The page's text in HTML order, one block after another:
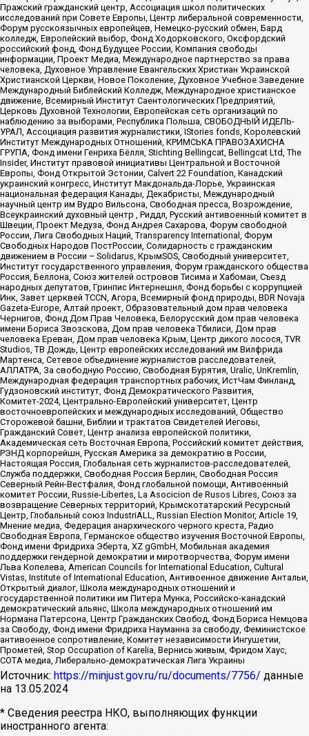
Пражский гражданский центр, Ассоциация школ политических
исследований при Совете Европы, Центр либеральной современности,
Форум русскоязычных европейцев, Немецко-русский обмен, Бард
колледж, Европейский выбор, Фонд Ходорковского, Оксфордский
российский фонд, Фонд Будущее России, Компания свободы
информации, Проект Медиа, Международное партнерство за права
человека, Духовное Управление Евангельских Христиан Украинской
Христианской Церкви, Новое Поколение, Духовное Учебное Заведение
Международный Библейский Колледж, Международное христианское
движение, Всемирный Институт Саентологических Предприятий,
Церковь Духовной Технологии, Европейская сеть организаций по
наблюдению за выборами, Республика Польша, СВОБОДНЫЙ ИДЕЛЬ-
УРАЛ, Ассоциация развития журналистики, IStories fonds, Королевский
Институт Международных Отношений, КРИМСЬКА ПРАВОЗАХИСНА
ГРУПА, Фонд имени Генриха Бёлля, Stichting Bellingcat, Bellingcat Ltd, The
Insider, Институт правовой инициативы Центральной и Восточной
Европы, Фонд Открытой Эстонии, Calvert 22 Foundation, Канадский
украинский конгресс, Институт Макдональда-Лорье, Украинская
национальная федерация Канады, Декабристы, Международный
научный центр им Вудро Вильсона, Свободная пресса, Возрождение,
Всеукраинский духовный центр , Риддл, Русский антивоенный комитет в
Швеции, Проект Медуза, Фонд Андрея Сахарова, Форум свободной
России, Лига Свободных Наций, Transparеncy International, Форум
Свободных Народов ПостРоссии, Солидарность с гражданским
движением в России – Solidarus, КрымSOS, Свободный университет,
Институт государственного управления, Форум гражданского общества
Россия, Беллона, Союз жителей островов Тисима и Хабомаи, Съезд
народных депутатов, Гринпис Интернешнл, Фонд борьбы с коррупцией
Инк, Завет церквей TCCN, Агора, Всемирный фонд природы, BDR Novaja
Gazeta-Europe, Алтай проект, Образовательный дом прав человека
Чернигов, Фонд Дом Прав Человека, Белорусский дом прав человека
имени Бориса Звозскова, Дом прав человека Тбилиси, Дом прав
человека Ереван, Дом прав человека Крым, Центр дикого лосося, TVR
Studios, ТВ Дождь, Центр европейских исследований им Вилфрида
Мартенса, Сетевое объединение журналистов расследователей,
АЛЛАТРА, За свободную Россию, Свободная Бурятия, Uralic, UnKremlin,
Международная федерация транспортных рабочих, ИстЧам Финланд,
Гудзоновский институт, Фонд Демократического Развития,
Комитет-2024, Центрально-Европейский университет, Центр
восточноевропейских и международных исследований, Общество
Сторожевой башни, Библии и трактатов Свидетелей Иеговы,
Гражданский Совет, Центр анализа европейской политики,
Академическая сеть Восточная Европа, Российский комитет действия,
РЭНД корпорейшн, Русская Америка за демократию в России,
Настоящая Россия, Глобальная сеть журналистов-расследователей,
Служба поддержки, Свободная Россия Берлин, Свободная Россия
Северный Рейн-Вестфалия, Фонд глобальной помощи, Антивоенный
комитет России, Russie-Libertes, La Asocicion de Rusos Libres, Союз за
возвращение Северных территорий, Крымскотатарский Ресурсный
Центр, Глобальный союз IndustriALL, Russian Election Monitor, Article 19,
Мнение медиа, Федерация анархического черного креста, Радио
Свободная Европа, Германское общество изучения Восточной Европы,
Фонд имени Фридриха Эберта, XZ gGmbH, Мобильная академия
поддержки гендерной демократии и миротворчества, Форум имени
Льва Копелева, American Councils for International Education, Cultural
Vistas, Institute of International Education, Антивоенное движение Антальи,
Открытый диалог, Школа международных отношений и
государственной политики им Питера Мунка, Российско-канадский
демократический альянс, Школа международных отношений им
Нормана Патерсона, Центр Гражданских Свобод, Фонд Бориса Немцова
за Свободу, Фонд имени Фридриха Науманна за свободу, Феминистское
антивоенное сопротивление, Комитет независимости Ингушетии,
Прометей, Stop Occupation of Karelia, Вернись живым, Фридом Хаус,
СОТА медиа, Либерально-демократическая Лига Украины
Источник: https://minjust.gov.ru/ru/documents/7756/ данные
на 13.05.2024
* Сведения реестра НКО, выполняющих функции
иностранного агента: